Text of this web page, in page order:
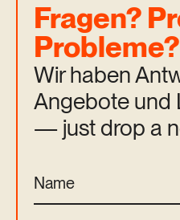
Fragen?
Probleme?
Wir haben
Angebote und
— just drop a